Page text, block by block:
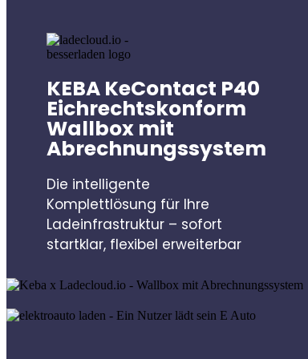
KEBA KeContact P40
Eichrechtskonform
Wallbox mit
Abrechnungssystem
Die intelligente
Komplettlösung für Ihre
Ladeinfrastruktur – sofort
startklar, flexibel erweiterbar